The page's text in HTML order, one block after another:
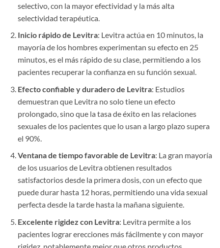
selectivo, con la mayor efectividad y la más alta
selectividad terapéutica.
Inicio rápido de Levitra: Levitra actúa en 10 minutos, la
mayoría de los hombres experimentan su efecto en 25
minutos, es el más rápido de su clase, permitiendo a los
pacientes recuperar la confianza en su función sexual.
Efecto confiable y duradero de Levitra: Estudios
demuestran que Levitra no solo tiene un efecto
prolongado, sino que la tasa de éxito en las relaciones
sexuales de los pacientes que lo usan a largo plazo supera
el 90%.
Ventana de tiempo favorable de Levitra: La gran mayoría
de los usuarios de Levitra obtienen resultados
satisfactorios desde la primera dosis, con un efecto que
puede durar hasta 12 horas, permitiendo una vida sexual
perfecta desde la tarde hasta la mañana siguiente.
Excelente rigidez con Levitra: Levitra permite a los
pacientes lograr erecciones más fácilmente y con mayor